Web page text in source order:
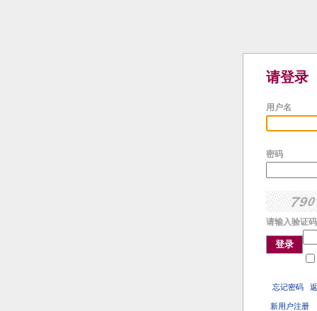
请登录
用户名
密码
请输入验证
登录
忘记密码
新用户注册